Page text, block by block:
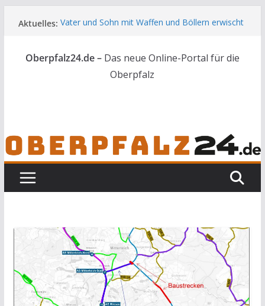
Inhalt
Aktuelles: Vater und Sohn mit Waffen und Böllern erwischt
Audi prallt gegen Brückengeländer in Weiden
Ortsumgehung Waldershof ist eröffnet
Deutsch-amerikanischer Schüleraustausch zu
Oberpfalz24.de – Das neue Online-Portal für die
Oberpfalz